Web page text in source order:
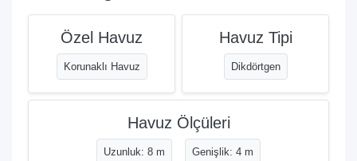
Özel Havuz
Korunaklı Havuz
Havuz Tipi
Dikdörtgen
Havuz Ölçüleri
Uzunluk: 8 m Genişlik: 4 m